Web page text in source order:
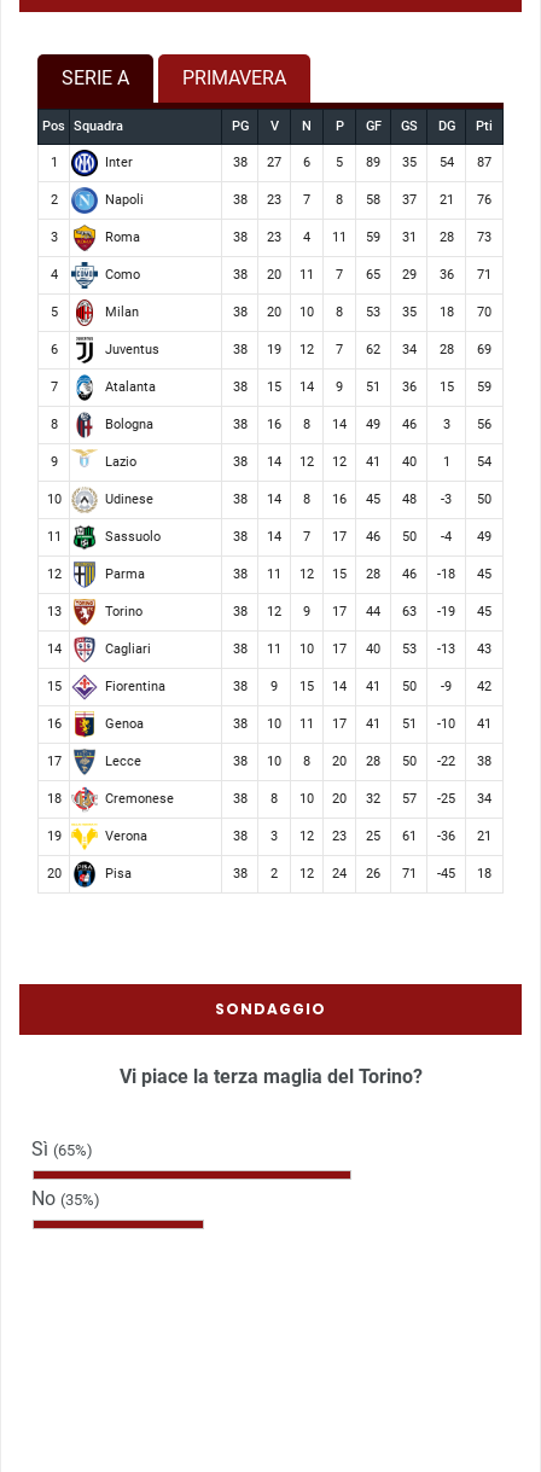
SERIE A PRIMAVERA
Pos Squadra PG V N P GF GS DG Pti
1 Inter 38 27 6 5 89 35 54 87
2 Napoli 38 23 7 8 58 37 21 76
3 Roma 38 23 4 11 59 31 28 73
4 Como 38 20 11 7 65 29 36 71
5 Milan 38 20 10 8 53 35 18 70
6 Juventus 38 19 12 7 62 34 28 69
7 Atalanta 38 15 14 9 51 36 15 59
8 Bologna 38 16 8 14 49 46 3 56
9 Lazio 38 14 12 12 41 40 1 54
10 Udinese 38 14 8 16 45 48 -3 50
11 Sassuolo 38 14 7 17 46 50 -4 49
12 Parma 38 11 12 15 28 46 -18 45
13 Torino 38 12 9 17 44 63 -19 45
14 Cagliari 38 11 10 17 40 53 -13 43
15 Fiorentina 38 9 15 14 41 50 -9 42
16 Genoa 38 10 11 17 41 51 -10 41
17 Lecce 38 10 8 20 28 50 -22 38
18 Cremonese 38 8 10 20 32 57 -25 34
19 Verona 38 3 12 23 25 61 -36 21
20 Pisa 38 2 12 24 26 71 -45 18
SONDAGGIO
Vi piace la terza maglia del Torino?
Sì (65%)
No (35%)